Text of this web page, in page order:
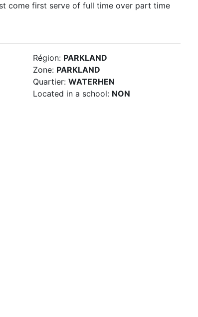
come first serve of full time over part time
Région: PARKLAND
Zone: PARKLAND
Quartier: WATERHEN
Located in a school: NON